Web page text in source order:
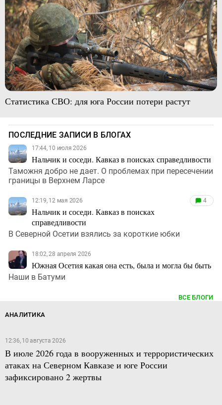
Статистика СВО: для юга России потери растут
ПОСЛЕДНИЕ ЗАПИСИ В БЛОГАХ
17:44, 10 июля 2026
Нальчик и соседи. Кавказ в поисках справедливости
Таможня добро не дает. О проблемах при пересечении
границы в Верхнем Ларсе
12:19, 12 мая 2026
Нальчик и соседи. Кавказ в поисках
справедливости
4
В Северной Осетии взялись за короткие юбки
18:02, 28 апреля 2026
Южная Осетия какая она есть, была и могла бы быть
Наши в Батуми
ВСЕ БЛОГИ
АНАЛИТИКА
12:36, 10 августа 2026
В июле 2026 года в вооруженных и террористических
атаках на Северном Кавказе и юге России
зафиксировано 2 жертвы